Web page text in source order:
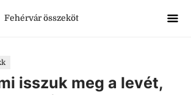
Fehérvár összeköt
isszuk meg a levét,